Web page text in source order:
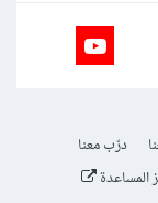
درّب معنا
المساعدة